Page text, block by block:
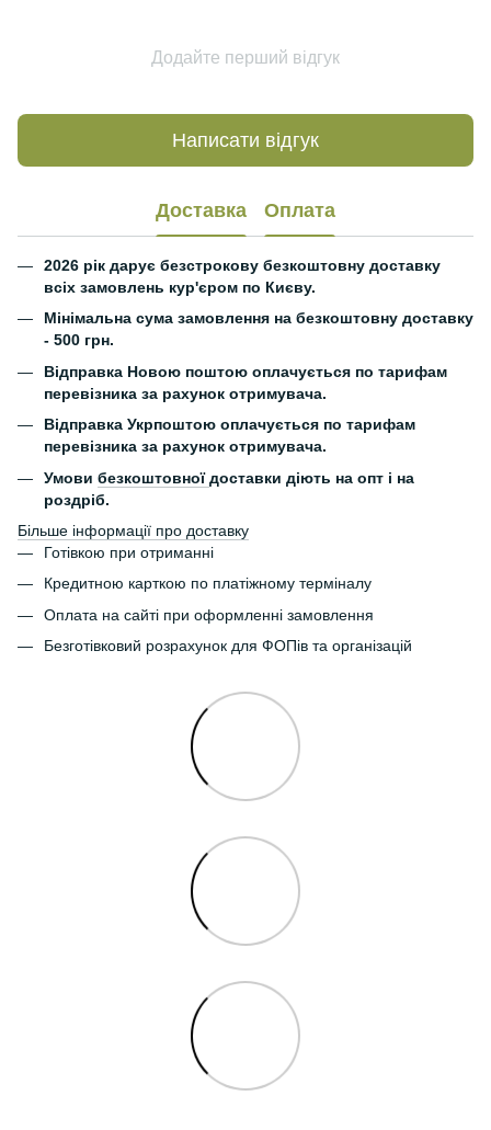
Додайте перший відгук
Написати відгук
Доставка Оплата
2026 рік дарує безстрокову безкоштовну доставку
всіх замовлень кур'єром по Києву.
Мінімальна сума замовлення на безкоштовну доставку
- 500 грн.
Відправка Новою поштою оплачується по тарифам
перевізника за рахунок отримувача.
Відправка Укрпоштою оплачується по тарифам
перевізника за рахунок отримувача.
Умови безкоштовноїдоставки діють на опт і на
роздріб.
Більше інформації про доставку
Готівкою при отриманні
Кредитною карткою по платіжному терміналу
Оплата на сайті при оформленні замовлення
Безготівковий розрахунок для ФОПів та організацій